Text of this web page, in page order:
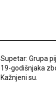
Supetar: Grupa
19-godišnjaka
Kažnjeni su.